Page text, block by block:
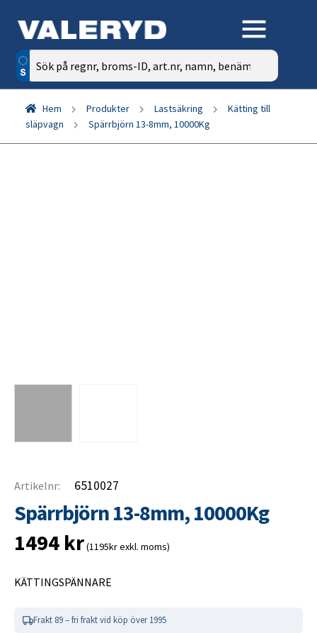
Sök
efter:
Hem Produkter Lastsäkring
Kätting till
släpvagn
Spärrbjörn 13-8mm, 10000Kg
Artikelnr: 6510027
Spärrbjörn 13-8mm, 10000Kg
1494 kr(1195kr exkl. moms)
KÄTTINGSPÄNNARE
Frakt 89 – fri frakt vid köp över 1995